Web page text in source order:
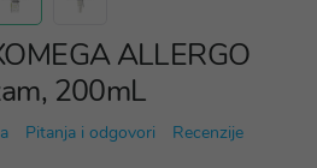
ALLERGO
200mL
Pitanja i odgovori Recenzije